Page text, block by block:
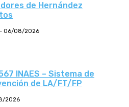
de Hernández
- 06/08/2026
INAES – Sistema de
de LA/FT/FP
2026